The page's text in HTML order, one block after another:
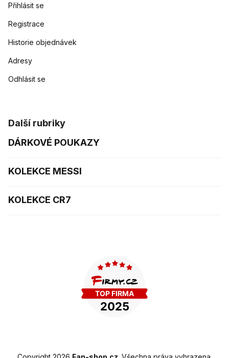
Přihlásit se
Registrace
Historie objednávek
Adresy
Odhlásit se
Další rubriky
DÁRKOVÉ POUKAZY
KOLEKCE MESSI
KOLEKCE CR7